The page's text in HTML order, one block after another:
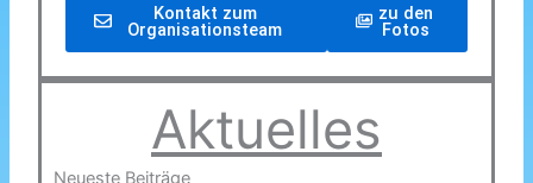
Kontakt zum
Organisationsteam
zu den
Fotos
Aktuelles
Neueste Beiträge